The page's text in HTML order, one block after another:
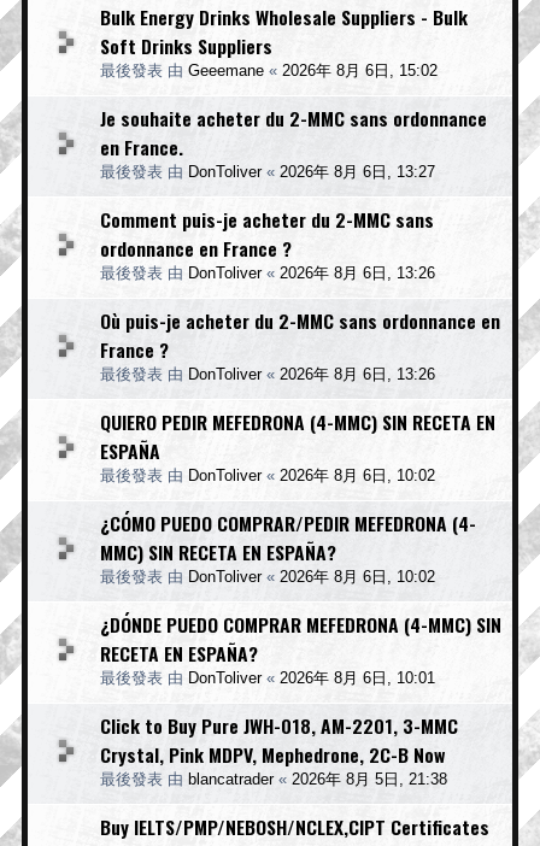
Bulk Energy Drinks Wholesale Suppliers - Bulk
Soft Drinks Suppliers
最後發表 由 Geeemane « 2026年 8月 6日, 15:02
Je souhaite acheter du 2-MMC sans ordonnance
en France.
最後發表 由 DonToliver« 2026年 8月 6日, 13:27
Comment puis-je acheter du 2-MMC sans
ordonnance en France ?
最後發表 由 DonToliver« 2026年 8月 6日, 13:26
Où puis-je acheter du 2-MMC sans ordonnance en
France ?
最後發表 由 DonToliver« 2026年 8月 6日, 13:26
QUIERO PEDIR MEFEDRONA (4-MMC) SIN RECETA EN
ESPAÑA
最後發表 由 DonToliver« 2026年 8月 6日, 10:02
¿CÓMO PUEDO COMPRAR/PEDIR MEFEDRONA (4-
MMC) SIN RECETA EN ESPAÑA?
最後發表 由 DonToliver« 2026年 8月 6日, 10:02
¿DÓNDE PUEDO COMPRAR MEFEDRONA (4-MMC) SIN
RECETA EN ESPAÑA?
最後發表 由 DonToliver« 2026年 8月 6日, 10:01
Click to Buy Pure JWH-018, AM-2201, 3-MMC
Crystal, Pink MDPV, Mephedrone, 2C-B Now
最後發表 由 blancatrader« 2026年 8月 5日, 21:38
Buy IELTS/PMP/NEBOSH/NCLEX,CIPT Certificates